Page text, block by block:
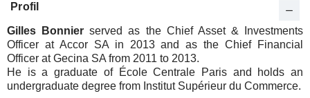
Profil
Gilles Bonnier served as the Chief Asset & Investments
Officer at Accor SA in 2013 and as the Chief Financial
Officer at Gecina SA from 2011 to 2013.
He is a graduate of École Centrale Paris and holds an
undergraduate degree from Institut Supérieur du Commerce.